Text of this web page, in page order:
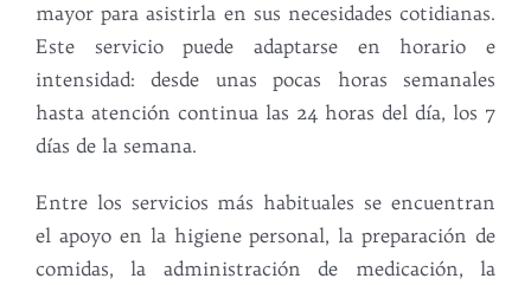
mayor para asistirla en sus necesidades cotidianas.
Este servicio puede adaptarse en horario e
intensidad: desde unas pocas horas semanales
hasta atención continua las 24 horas del día, los 7
días de la semana.
Entre los servicios más habituales se encuentran
el apoyo en la higiene personal, la preparación de
comidas, la administración de medicación, la